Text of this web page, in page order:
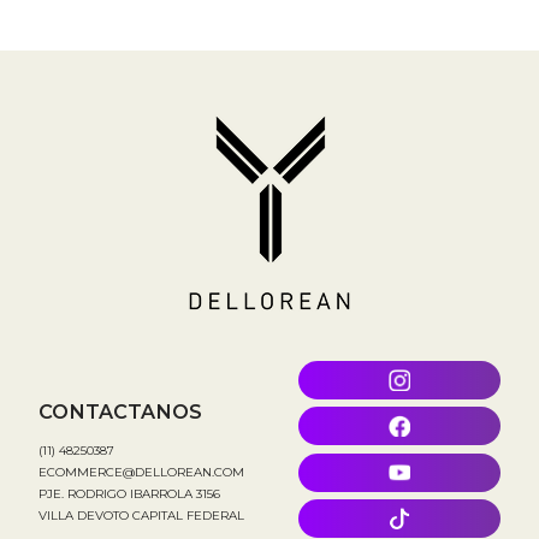
CONTACTANOS
(11) 48250387
ECOMMERCE@DELLOREAN.COM
PJE. RODRIGO IBARROLA 3156
VILLA DEVOTO CAPITAL FEDERAL